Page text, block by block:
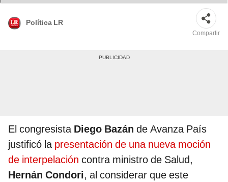
Foto: composición LR
Política LR
Compartir
El congresista Diego Bazán de Avanza País
justificó la presentación de una nueva moción
de interpelación contra ministro de Salud,
Hernán Condori, al considerar que este